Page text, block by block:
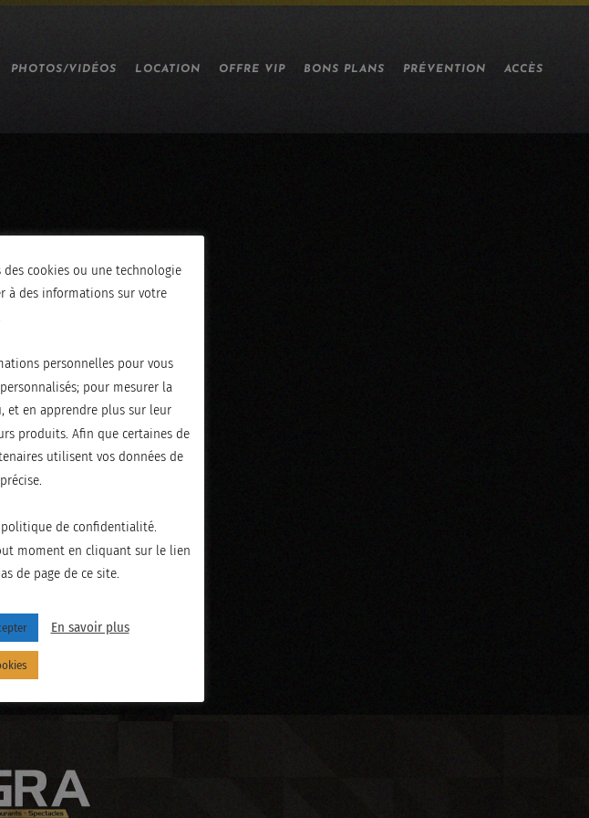
PHOTOS/VIDÉOS LOCATION OFFRE VIP BONS PLANS PRÉVENTION ACCÈS
cookies ou une technologie
à des informations sur votre
personnelles pour vous
pour mesurer la
et en apprendre plus sur leur
produits. Afin que certaines de
utilisent vos données de
de confidentialité.
moment en cliquant sur le lien
de page de ce site.
En savoir plus